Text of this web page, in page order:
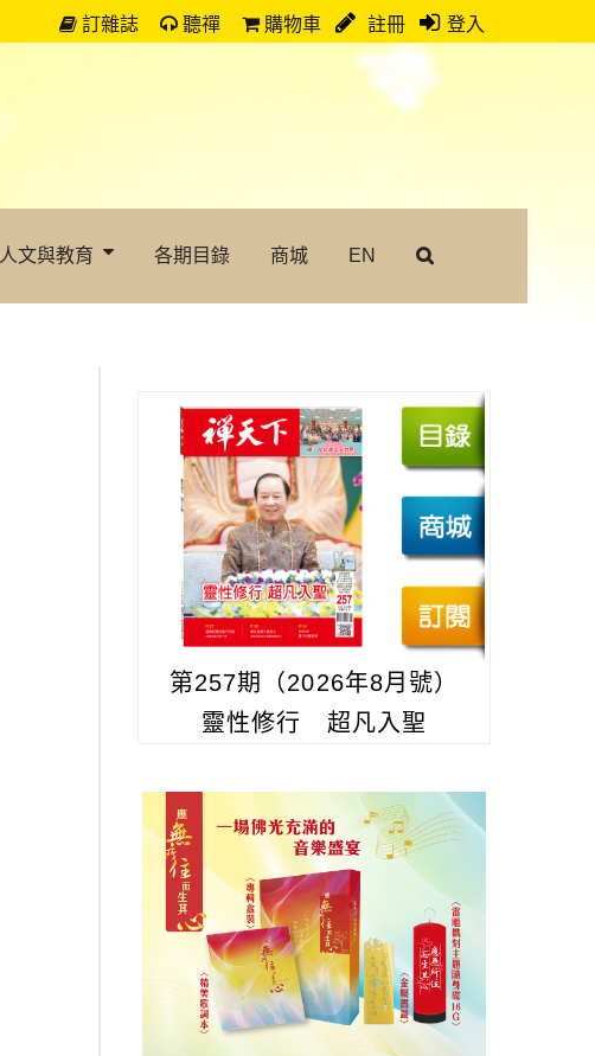
訂雜誌 聽禪 購物車 註冊 登入
人文與教育 各期目錄 商城 EN
第257期（2026年8月號）
靈性修行 超凡入聖